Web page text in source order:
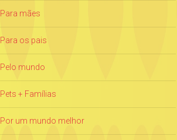
Para mães
Para os pais
Pelo mundo
Pets + Famílias
Por um mundo melhor